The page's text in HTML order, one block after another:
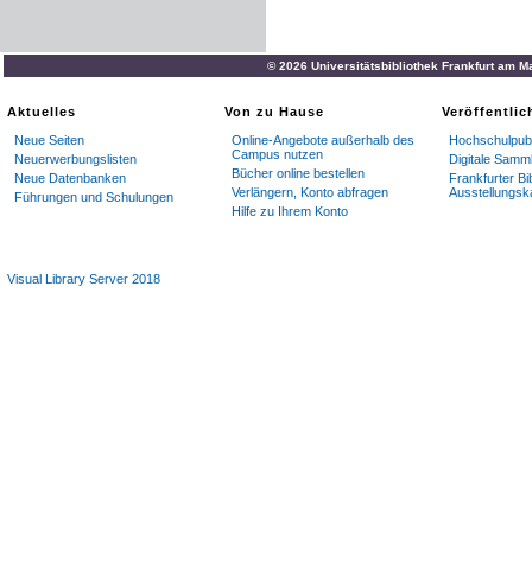
© 2026 Universitätsbibliothek Frankfurt am
Aktuelles
Neue Seiten
Neuerwerbungslisten
Neue Datenbanken
Führungen und Schulungen
Von zu Hause
Online-Angebote außerhalb des
Campus nutzen
Bücher online bestellen
Verlängern, Konto abfragen
Hilfe zu Ihrem Konto
Digitale
Frankfurter
Visual Library Server 2018